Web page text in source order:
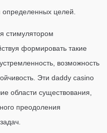
определенных целей.
стимулятором
формировать такие
возможность
Эти daddy casino
области существования,
преодоления